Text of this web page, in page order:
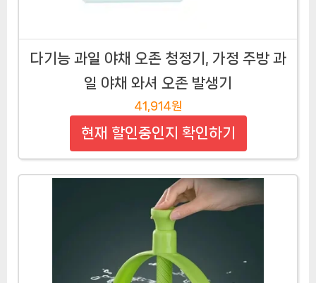
다기능 과일 야채 오존 청정기, 가정 주방 과
일 야채 와셔 오존 발생기
41,914원
현재 할인중인지 확인하기